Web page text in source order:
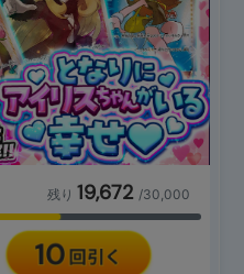
残り 19,672 /30,000